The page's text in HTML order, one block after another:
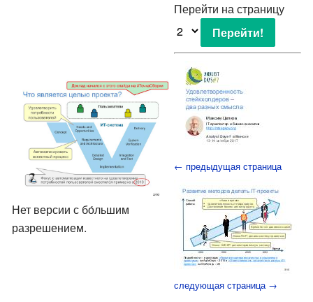
Нет версии с бо́льшим
разрешением.
Перейти на страницу
← предыдущая страница
следующая страница →